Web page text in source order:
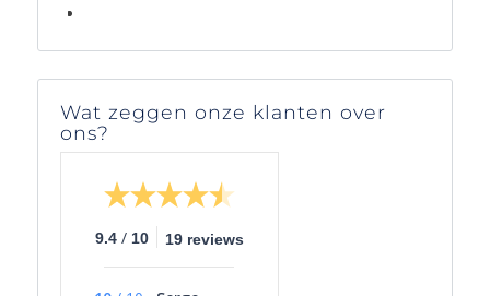
Wat zeggen onze klanten over
ons?
9.4 / 10 19 reviews